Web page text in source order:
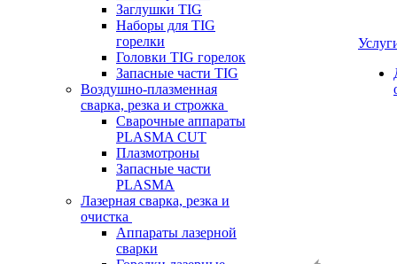
Заглушки TIG
Наборы для TIG
горелки
Головки TIG горелок
Запасные части TIG
Воздушно-плазменная
сварка, резка и строжка
Сварочные аппараты
PLASMA CUT
Плазмотроны
Запасные части
PLASMA
Лазерная сварка, резка и
очистка
Аппараты лазерной
сварки